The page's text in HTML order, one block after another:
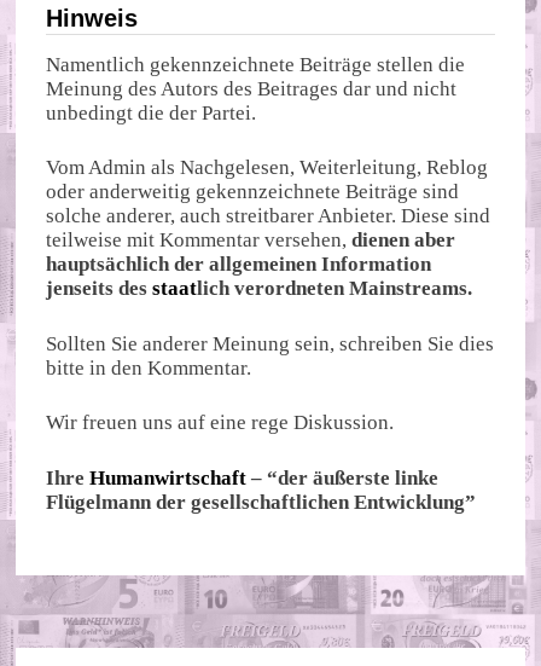
Hinweis
Namentlich gekennzeichnete Beiträge stellen die
Meinung des Autors des Beitrages dar und nicht
unbedingt die der Partei.
Vom Admin als Nachgelesen, Weiterleitung, Reblog
oder anderweitig gekennzeichnete Beiträge sind
solche anderer, auch streitbarer Anbieter. Diese sind
teilweise mit Kommentar versehen,dienen aber
hauptsächlich der allgemeinen Information
jenseits desstaatlich verordneten Mainstreams.
Sollten Sie anderer Meinung sein, schreiben Sie dies
bitte in den Kommentar.
Wir freuen uns auf eine rege Diskussion.
IhreHumanwirtschaft – “der äußerste linke
Flügelmann der gesellschaftlichen Entwicklung”